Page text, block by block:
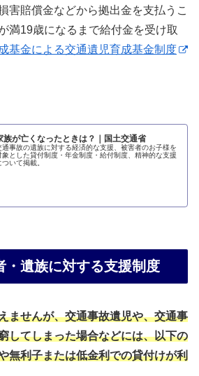
害賠償金などから拠出金を支払うこ
満19歳になるまで給付金を受け取
基金による交通遺児育成基金制度
族が亡くなったときは？｜国土交通省
通事故の遺族に対する経済的な支援、被害者のお子様を
象とした貸付制度・年金制度・給付制度、精神的な支援
ついて掲載。
・遺族に対する支援制度
ませんが、交通事故遺児や、交通事
してしまった場合などには、以下の
無利子または低金利での貸付けが利